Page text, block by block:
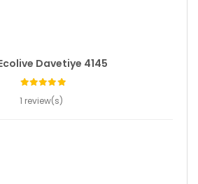
Davetiye 4145
1 review(s)